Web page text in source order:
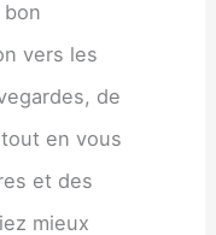
bon
vers les
de
en vous
et des
mieux